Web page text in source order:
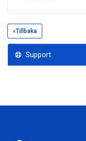
«Tillbaka
Support